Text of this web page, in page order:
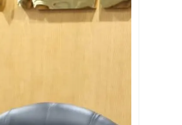
تأشيرة العمرة متعددة الدخول 2026 .. السعودية تمنح المعتمرين عامًا كاملًا و90 يومًا للإقامة “الشروط
حريق مفاجئ يهز مستشفى
الأنصاري يقود جولة